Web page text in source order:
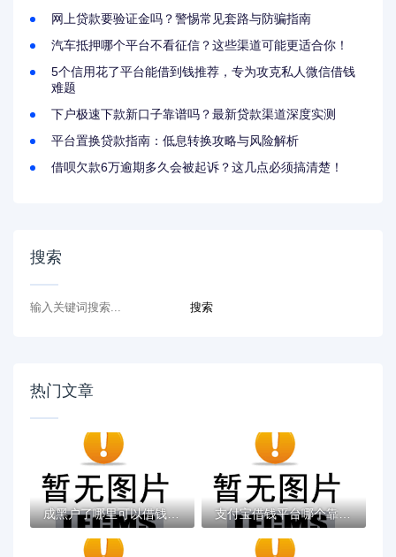
网上贷款要验证金吗？警惕常见套路与防骗指南
汽车抵押哪个平台不看征信？这些渠道可能更适合你！
5个信用花了平台能借到钱推荐，专为攻克私人微信借钱
难题
下户极速下款新口子靠谱吗？最新贷款渠道深度实测
平台置换贷款指南：低息转换攻略与风险解析
借呗欠款6万逾期多久会被起诉？这几点必须搞清楚！
搜索
热门文章
成黑户了哪里可以借钱急用啊，2025五大专属... 支付宝借钱平台哪个靠谱？实测这5款低息灵活...